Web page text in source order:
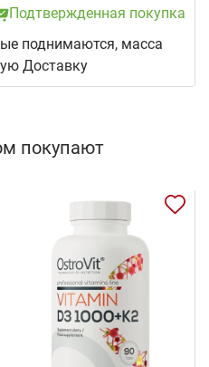
Подтвержденная покупка
поднимаются, масса
Доставку
покупают